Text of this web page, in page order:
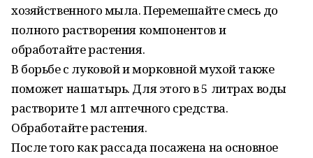
хозяйственного мыла. Перемешайте смесь до
полного растворения компонентов и
обработайте растения.
В борьбе с луковой и морковной мухой также
поможет нашатырь. Для этого в 5 литрах воды
растворите 1 мл аптечного средства.
Обработайте растения.
После того как рассада посажена на основное